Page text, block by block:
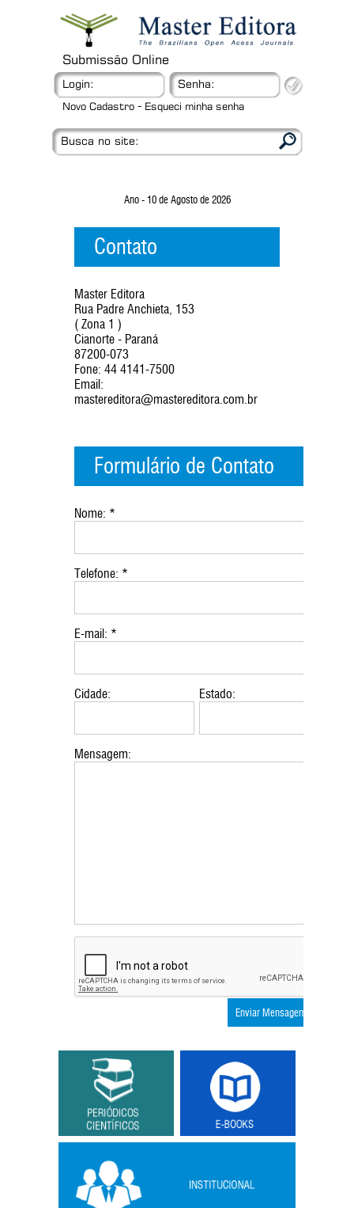
Submissão Online
Login: Senha:
Novo Cadastro - Esqueci minha senha
Busca no site:
Ano - 10 de Agosto de 2026
Contato
Master Editora
Rua Padre Anchieta, 153
( Zona 1 )
Cianorte - Paraná
87200-073
Fone: 44 4141-7500
Email:
mastereditora@mastereditora.com.br
Formulário de Contato
Nome: *
Telefone: *
E-mail: *
Cidade: Estado:
Mensagem: